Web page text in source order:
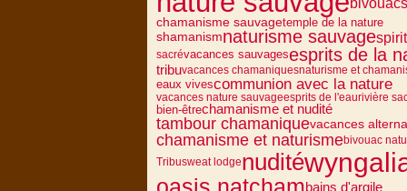
chamanisme sauvagetemple de la nature
shamanismnaturisme sauvage
sacrévacances sauvagesesprits de la
tribuvacances chamaniquesnaturisme et
eaux vivescommunion avec la nature
vacances nature sauvageesprits de l'eaurivière
bien-êtrechamanisme et nudité
tambour chamaniquevacances
chamanisme et naturismebivouac
Tribusweat lodgenudité
bains d'argile